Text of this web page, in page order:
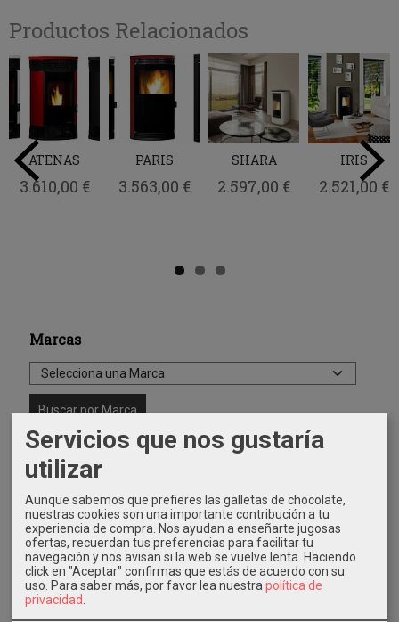
Marcas
Costes de Envío
GRATIS *
Consultar Destinos
Tu Carrito (0)
El carrito de la compra está vacío
Productos Relacionados
ATENAS
3.610,00 €
PARIS
3.563,00 €
SHARA
2.597,00 €
IRIS
2.521,00 €
Servicios que nos gustaría
utilizar
Aunque sabemos que prefieres las galletas de chocolate,
nuestras cookies son una importante contribución a tu
experiencia de compra. Nos ayudan a enseñarte jugosas
ofertas, recuerdan tus preferencias para facilitar tu
navegación y nos avisan si la web se vuelve lenta. Haciendo
click en "Aceptar" confirmas que estás de acuerdo con su
uso. Para saber más, por favor lea nuestra política de
privacidad